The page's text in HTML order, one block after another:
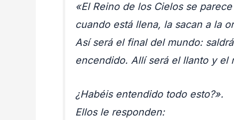
«El Reino de los Cielos se
cuando está llena, la sacan a la
Así será el final del mundo:
encendido. Allí será el llanto y el
¿Habéis entendido todo esto?».
Ellos le responden: